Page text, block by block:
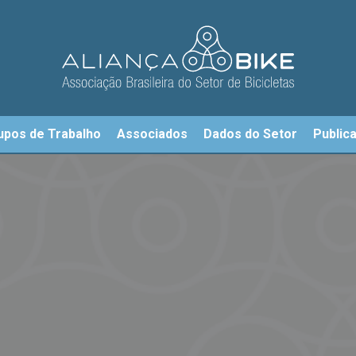
de Trabalho Associados Dados do Setor